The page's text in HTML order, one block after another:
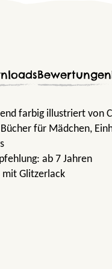
Bewertungen
farbig illustriert von
Bücher für Mädchen,
ab 7 Jahren
mit Glitzerlack